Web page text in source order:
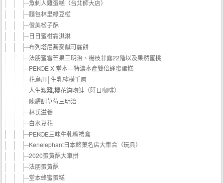
魚刺人雞蛋糕（台北師大店）
麵包林里綠豆椪
俊美松子酥
日日蜜柑霜淇淋
布列塔尼蕎麥鹹可麗餅
法朋蜜雪芒果三明治、楊枝甘露22階以及果然蜜桃
PEKOE X 堂本—特濃本產雙倍蜂蜜蛋糕
花鳥川│生乳檸檬千層
人生艱難,櫻花鉤吻鮭（阡日咖啡）
陳耀訓草莓三明治
林氏滋養
白水豆花
PEKOE三味牛軋糖禮盒
Kenelephant日本銘菓名店大集合（玩具）
2020蛋黃酥大車拼
法朋蛋黃酥
堂本蜂蜜蛋糕